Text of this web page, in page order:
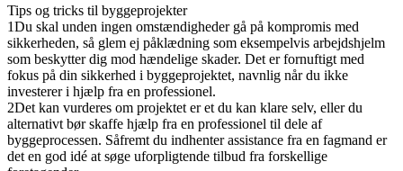
Tips og tricks til byggeprojekter
1Du skal unden ingen omstændigheder gå på kompromis med
sikkerheden, så glem ej påklædning som eksempelvis arbejdshjelm
som beskytter dig mod hændelige skader. Det er fornuftigt med
fokus på din sikkerhed i byggeprojektet, navnlig når du ikke
investerer i hjælp fra en professionel.
2Det kan vurderes om projektet er et du kan klare selv, eller du
alternativt bør skaffe hjælp fra en professionel til dele af
byggeprocessen. Såfremt du indhenter assistance fra en fagmand er
det en god idé at søge uforpligtende tilbud fra forskellige